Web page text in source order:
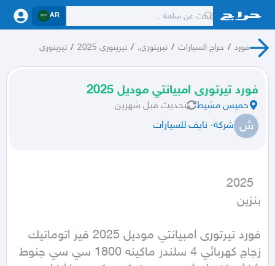
AR
فورد / حراج السيارات / تيريتوري, / تيريتوري 2025 / تيريتوري
فورد تيرتورى امبيانتي موديل 2025
خميس مشيط تحديث قبل شهرين
ش شركة- نايف للسيارات
بنزين